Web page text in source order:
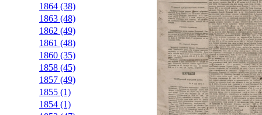
1864 (38)
1863 (48)
1862 (49)
1861 (48)
1860 (35)
1858 (45)
1857 (49)
1855 (1)
1854 (1)